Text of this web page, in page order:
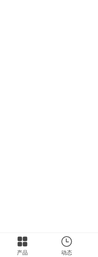
产品 动态